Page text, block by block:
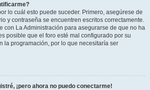
lo cuál esto puede suceder. Primero, asegúrese de
y contraseña se encuentren escritos correctamente.
con La Administración para asegurarse de que no ha
posible que el foro esté mal configurado por su
la programación, por lo que necesitaría ser
¡pero ahora no puedo conectarme!